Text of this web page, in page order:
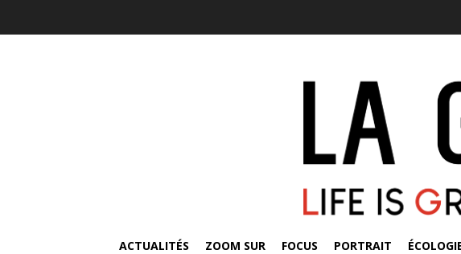
ACTUALITÉS ZOOM SUR FOCUS PORTRAIT